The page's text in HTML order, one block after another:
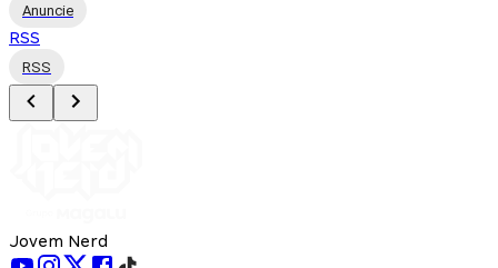
Anuncie
RSS
RSS
Jovem Nerd